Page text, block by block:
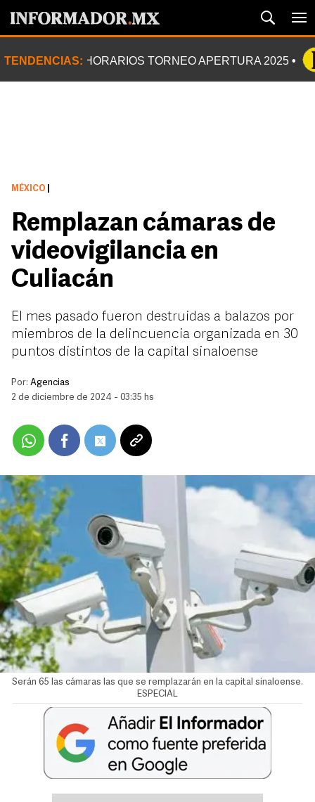
TENDENCIAS: HORARIOS TORNEO APERTURA 2025
MÉXICO
Remplazan cámaras de
videovigilancia en
Culiacán
El mes pasado fueron destruidas a balazos por
miembros de la delincuencia organizada en 30
puntos distintos de la capital sinaloense
Por: Agencias
2 de diciembre de 2024 - 03:35 hs
Serán 65 las cámaras las que se remplazarán en la capital sinaloense.
ESPECIAL